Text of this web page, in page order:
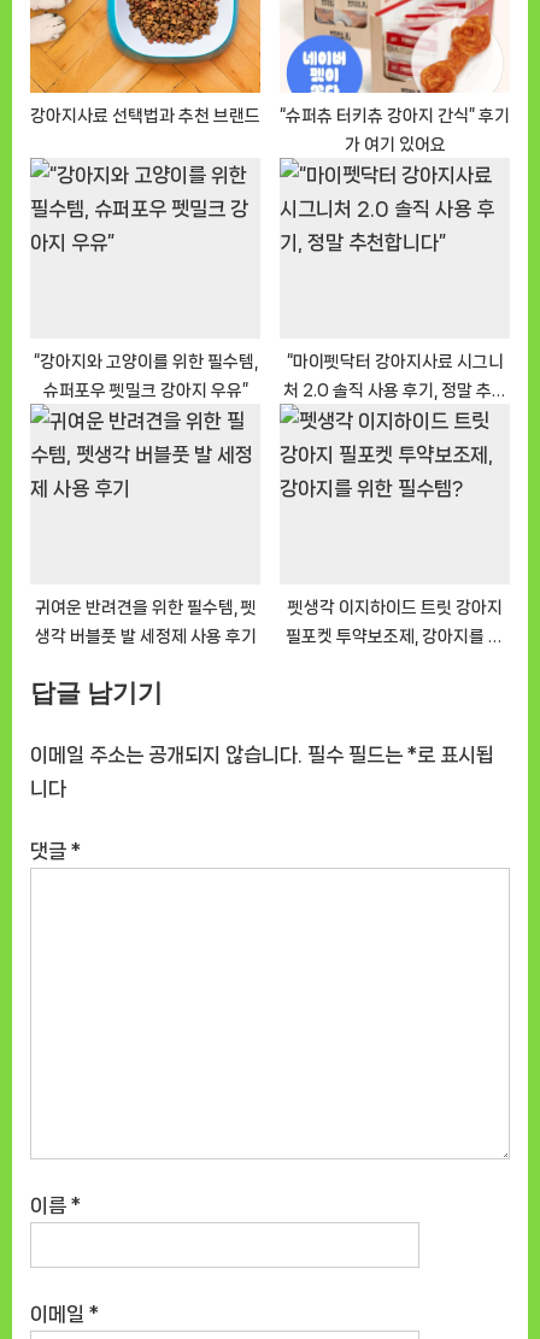
s
t
:
:
강아지사료 선택법과 추천 브랜드
“슈퍼츄 터키츄 강아지 간식” 후기
가 여기 있어요
“강아지와 고양이를 위한 필수템,
슈퍼포우 펫밀크 강아지 우유”
“마이펫닥터 강아지사료 시그니
처 2.0 솔직 사용 후기, 정말 추천
합니다”
귀여운 반려견을 위한 필수템, 펫
생각 버블풋 발 세정제 사용 후기
펫생각 이지하이드 트릿 강아지
필포켓 투약보조제, 강아지를 위
답글 남기기
이메일 주소는 공개되지 않습니다. 필수 필드는 *로 표시됩
니다
댓글 *
이름 *
이메일 *